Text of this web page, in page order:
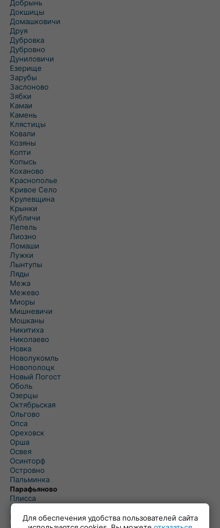
Добрынь
Докшицы
Домашковичи
Друя
Дубровка
Дубровно
Дуниловичи
Езерище
Зарубы
Заслоново
Зябки
Камаи
Камень
Клястицы
Ковали
Козяны
Копти
Копысь
Коханово
Краснополье
Кривое Село
Крулевщина
Крынки
Кубличи
Лепель
Лиозно
Ломаши
Лужки
Лынтупы
Ляды
Межа
Межево
Миоры
Мишневичи
Мошканы
Никитиха
Николаево
Новка
Новолукомль
Новополоцк
Новый Погост
Оболь
Озерцы
Октябрьская
Ольгово
Опса
Ореховск
Орша
Освея
Осинторф
Островно
Пальминка
Парафьяново
Плисса
Повятье
ПогощаДля обеспечения удобства пользователей сайта